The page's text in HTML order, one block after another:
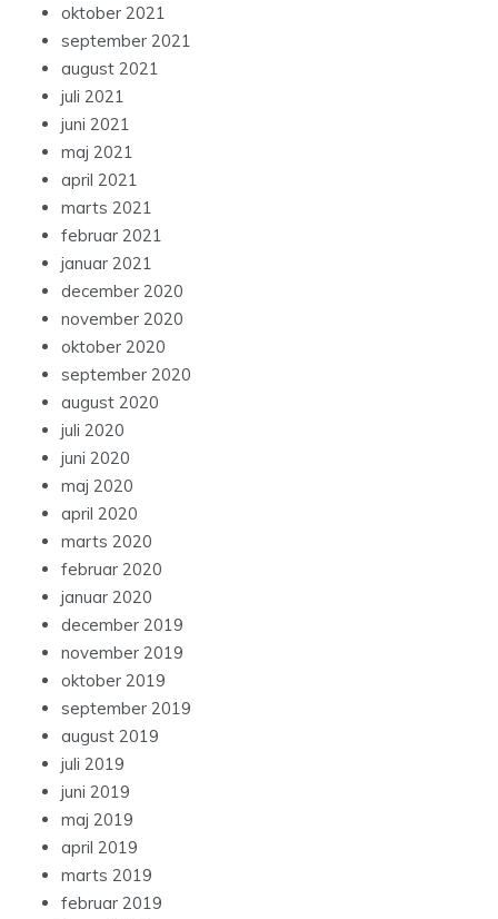
oktober 2021
september 2021
august 2021
juli 2021
juni 2021
maj 2021
april 2021
marts 2021
februar 2021
januar 2021
december 2020
november 2020
oktober 2020
september 2020
august 2020
juli 2020
juni 2020
maj 2020
april 2020
marts 2020
februar 2020
januar 2020
december 2019
november 2019
oktober 2019
september 2019
august 2019
juli 2019
juni 2019
maj 2019
april 2019
marts 2019
februar 2019